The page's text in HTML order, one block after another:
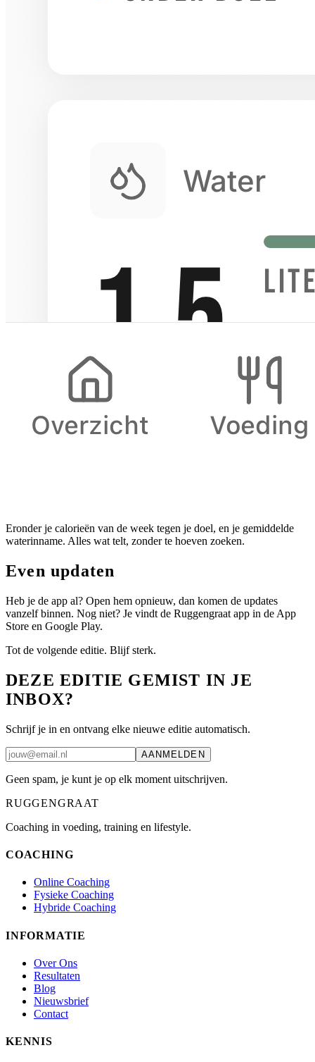
Eronder je calorieën van de week tegen je doel, en je gemiddelde
waterinname. Alles wat telt, zonder te hoeven zoeken.
Even updaten
Heb je de app al? Open hem opnieuw, dan komen de updates
vanzelf binnen. Nog niet? Je vindt de Ruggengraat app in de App
Store en Google Play.
Tot de volgende editie. Blijf sterk.
DEZE EDITIE GEMIST IN JE
INBOX?
Schrijf je in en ontvang elke nieuwe editie automatisch.
AANMELDEN
Geen spam, je kunt je op elk moment uitschrijven.
RUGGENGRAAT
Coaching in voeding, training en lifestyle.
COACHING
Online Coaching
Fysieke Coaching
Hybride Coaching
INFORMATIE
Over Ons
Resultaten
Blog
Nieuwsbrief
Contact
KENNIS